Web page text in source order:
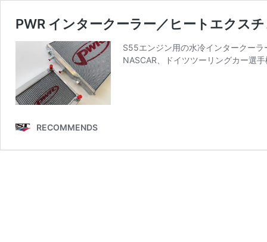
PWR インタークーラー／ヒートエクス
S55エンジン用の水冷インタークー
NASCAR、ドイツツーリングカー選
RECOMMENDS